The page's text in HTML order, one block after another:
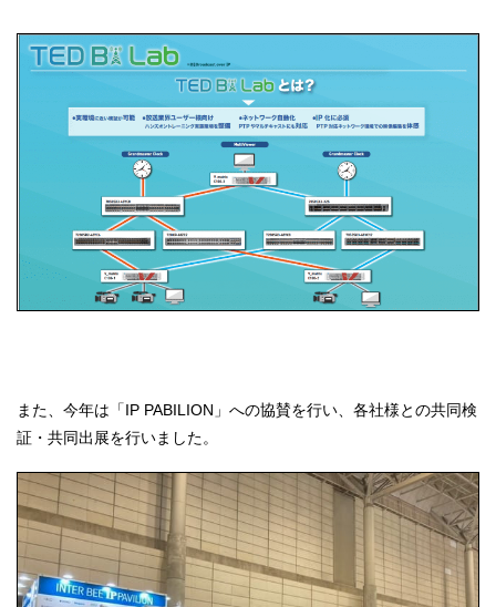
また、今年は「IP PABILION」への協賛を行い、各社様との共同検
証・共同出展を行いました。